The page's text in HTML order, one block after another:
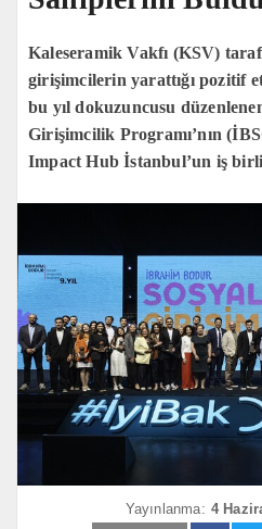
Kaleseramik Vakfı (KSV)
girişimcilerin yarattığı pozitif
bu yıl dokuzuncusu
Girişimcilik Programı’nın
Impact Hub İstanbul’un iş
Yayınlanma: 4